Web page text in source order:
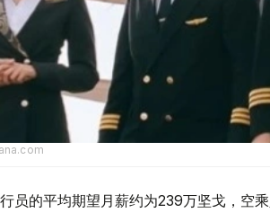
员的平均期望月薪约为239万坚戈，空